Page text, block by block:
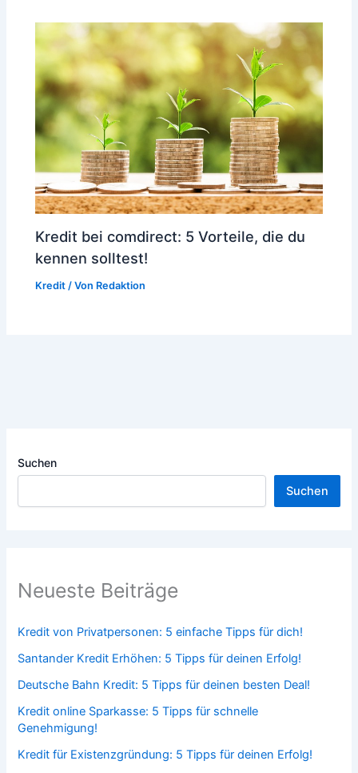
Kredit bei comdirect: 5 Vorteile, die du
kennen solltest!
Kredit / Von Redaktion
Suchen
Suchen
Neueste Beiträge
Kredit von Privatpersonen: 5 einfache Tipps für dich!
Santander Kredit Erhöhen: 5 Tipps für deinen Erfolg!
Deutsche Bahn Kredit: 5 Tipps für deinen besten Deal!
Kredit online Sparkasse: 5 Tipps für schnelle
Genehmigung!
Kredit für Existenzgründung: 5 Tipps für deinen Erfolg!